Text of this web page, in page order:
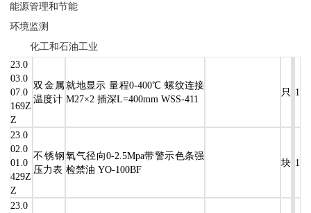
能源管理和节能
环境监测
化工和石油工业
23.0
03.0
07.0
169Z
Z
双金属
温度计
就地显示 量程0-400℃ 螺纹连接
M27×2 插深L=400mm WSS-411
只 1
23.0
02.0
01.0
429Z
Z
不锈钢
压力表
氧气径向0-2.5Mpa带警示色条强
检禁油 YO-100BF
块 1
23.0